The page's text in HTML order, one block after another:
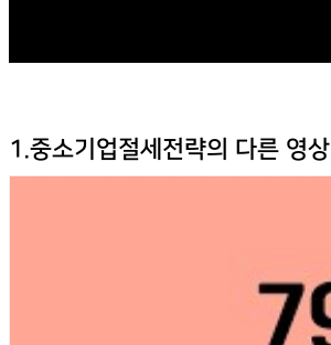
1.중소기업절세전략의 다른 영상